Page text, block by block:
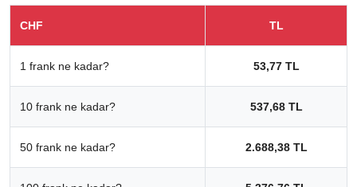
CHF TL
1 frank ne kadar? 53,77 TL
10 frank ne kadar? 537,68 TL
50 frank ne kadar? 2.688,38 TL